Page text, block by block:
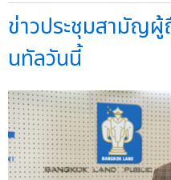
ข่าวประชุมสามัญ
นทัลวันนี้